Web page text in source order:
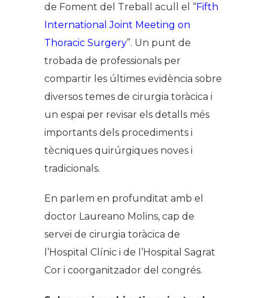
de Foment del Treball acull el “Fifth
International Joint Meeting on
Thoracic Surgery”. Un punt de
trobada de professionals per
compartir les últimes evidència sobre
diversos temes de cirurgia toràcica i
un espai per revisar els detalls més
importants dels procediments i
tècniques quirúrgiques noves i
tradicionals.
En parlem en profunditat amb el
doctor Laureano Molins, cap de
servei de cirurgia toràcica de
l’Hospital Clínic i de l’Hospital Sagrat
Cor i coorganitzador del congrés.